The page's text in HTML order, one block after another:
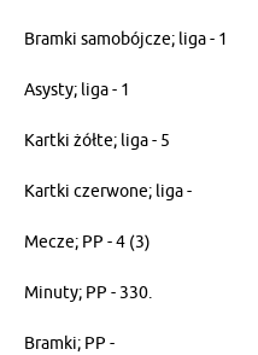
Bramki samobójcze; liga - 1
Asysty; liga - 1
Kartki żółte; liga - 5
Kartki czerwone; liga -
Mecze; PP - 4 (3)
Minuty; PP - 330.
Bramki; PP -